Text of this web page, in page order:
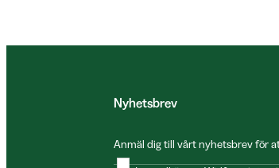
Nyhetsbrev
Anmäl dig till vårt nyhetsbrev för